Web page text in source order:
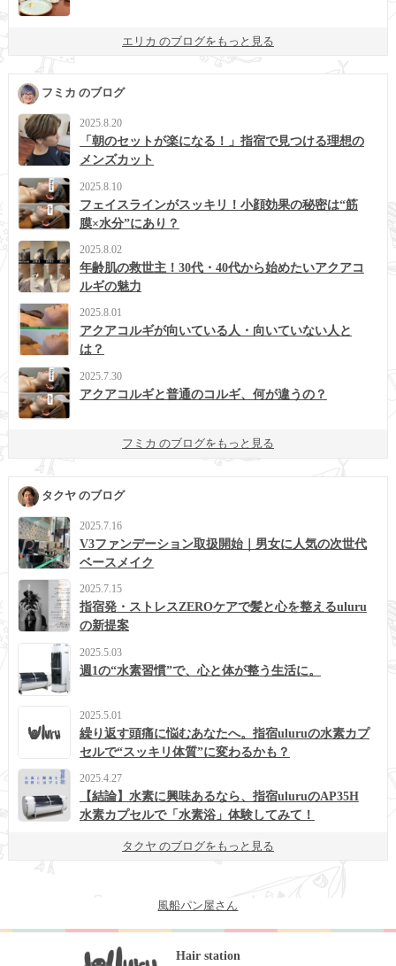
エリカ のブログをもっと見る
フミカ のブログ
2025.8.20
「朝のセットが楽になる！」指宿で見つける理想の
メンズカット
2025.8.10
フェイスラインがスッキリ！小顔効果の秘密は“筋
膜×水分”にあり？
2025.8.02
年齢肌の救世主！30代・40代から始めたいアクアコ
ルギの魅力
2025.8.01
アクアコルギが向いている人・向いていない人と
は？
2025.7.30
アクアコルギと普通のコルギ、何が違うの？
フミカ のブログをもっと見る
タクヤ のブログ
2025.7.16
V3ファンデーション取扱開始｜男女に人気の次世代
ベースメイク
2025.7.15
指宿発・ストレスZEROケアで髪と心を整えるuluru
の新提案
2025.5.03
週1の“水素習慣”で、心と体が整う生活に。
2025.5.01
繰り返す頭痛に悩むあなたへ。指宿uluruの水素カプ
セルで“スッキリ体質”に変わるかも？
2025.4.27
【結論】水素に興味あるなら、指宿uluruのAP35H
水素カプセルで「水素浴」体験してみて！
タクヤ のブログをもっと見る
風船パン屋さん
Hair station